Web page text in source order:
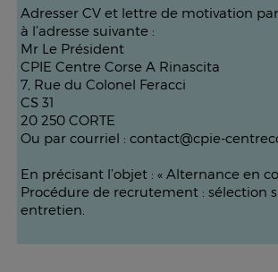
Adresser CV et lettre de motivation
à l’adresse suivante :
Mr Le Président
CPIE Centre Corse A Rinascita
7, Rue du Colonel Feracci
CS 31
20 250 CORTE
Ou par courriel : contact@cpie-
En précisant l’objet : « Alternance en
Procédure de recrutement : sélection
entretien.